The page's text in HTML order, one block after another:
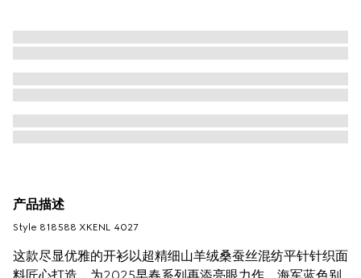
产品描述
Style ‎818588 XKENL 4027
这款尽显优雅的开衫以超精细山羊绒桑蚕丝混纺平针针织面